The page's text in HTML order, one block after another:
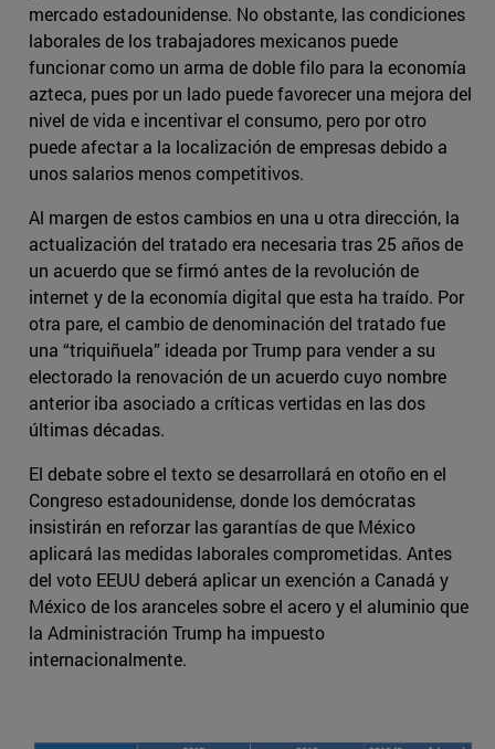
mercado estadounidense. No obstante, las condiciones
laborales de los trabajadores mexicanos puede
funcionar como un arma de doble filo para la economía
azteca, pues por un lado puede favorecer una mejora del
nivel de vida e incentivar el consumo, pero por otro
puede afectar a la localización de empresas debido a
unos salarios menos competitivos.
Al margen de estos cambios en una u otra dirección, la
actualización del tratado era necesaria tras 25 años de
un acuerdo que se firmó antes de la revolución de
internet y de la economía digital que esta ha traído. Por
otra pare, el cambio de denominación del tratado fue
una “triquiñuela” ideada por Trump para vender a su
electorado la renovación de un acuerdo cuyo nombre
anterior iba asociado a críticas vertidas en las dos
últimas décadas.
El debate sobre el texto se desarrollará en otoño en el
Congreso estadounidense, donde los demócratas
insistirán en reforzar las garantías de que México
aplicará las medidas laborales comprometidas. Antes
del voto EEUU deberá aplicar un exención a Canadá y
México de los aranceles sobre el acero y el aluminio que
la Administración Trump ha impuesto
internacionalmente.